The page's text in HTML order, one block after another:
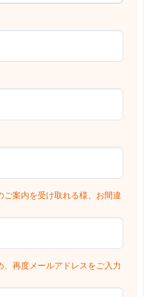
案内を受け取れる様、お間違
再度メールアドレスをご入力